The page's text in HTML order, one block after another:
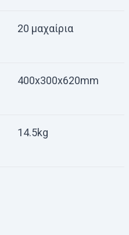
20 μαχαίρια
400x300x620mm
14.5kg